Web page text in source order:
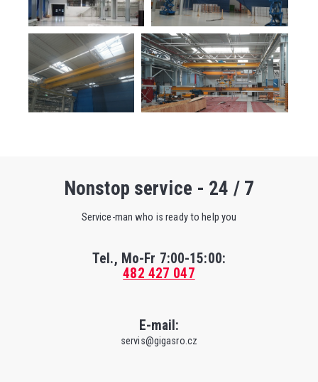
Nonstop service - 24 / 7
Service-man who is ready to help you
Tel., Mo-Fr 7:00-15:00:
482 427 047
E-mail:
servis@gigasro.cz